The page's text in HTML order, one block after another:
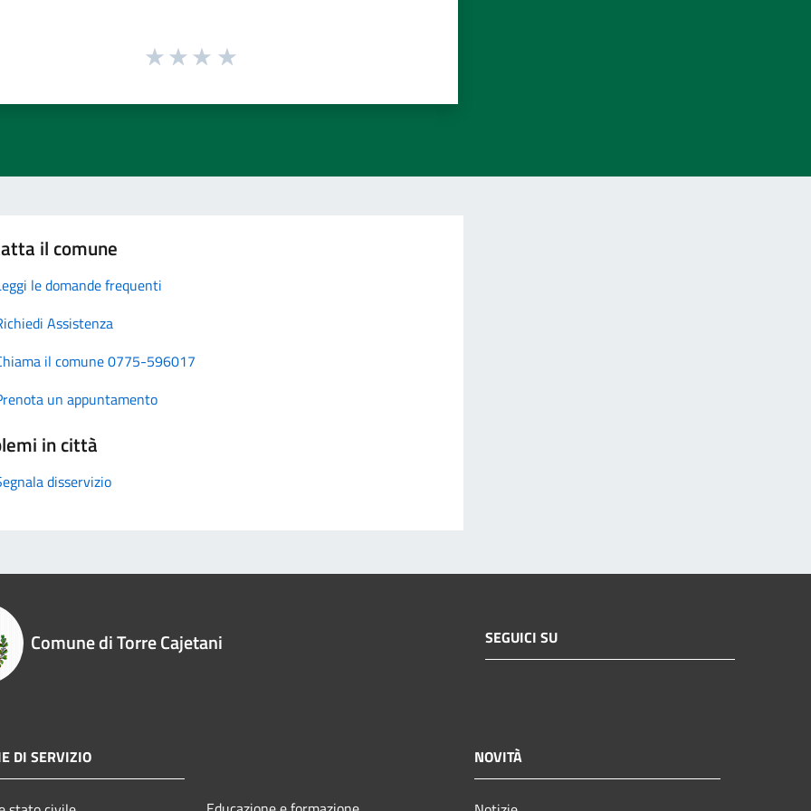
il comune
le domande frequenti
Assistenza
il comune 0775-596017
un appuntamento
in città
disservizio
Comune di Torre Cajetani SEGUICI SU
DI SERVIZIO NOVITÀ